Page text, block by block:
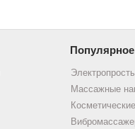
Популярное
Массажные